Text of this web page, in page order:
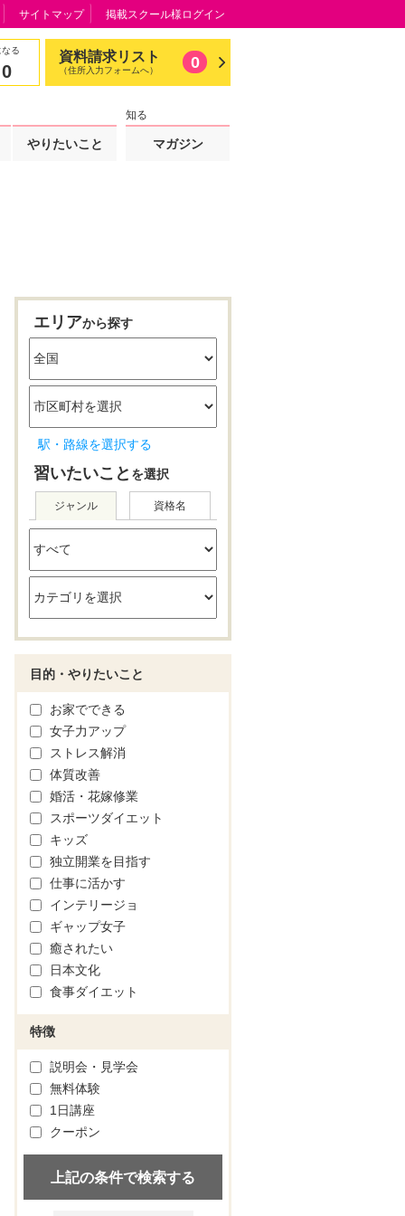
る
0
資料請求リスト
（住所入力フォームへ） 0
やりたいこと
知る
マガジン
サイトマップ 掲載スクール様ログイン
エリアから探す
駅・路線を選択する
習いたいこと を選択
ジャンル 資格名
目的・やりたいこと
お家でできる
女子力アップ
ストレス解消
体質改善
婚活・花嫁修業
スポーツダイエット
キッズ
独立開業を目指す
仕事に活かす
インテリージョ
ギャップ女子
癒されたい
日本文化
食事ダイエット
特徴
説明会・見学会
無料体験
1日講座
クーポン